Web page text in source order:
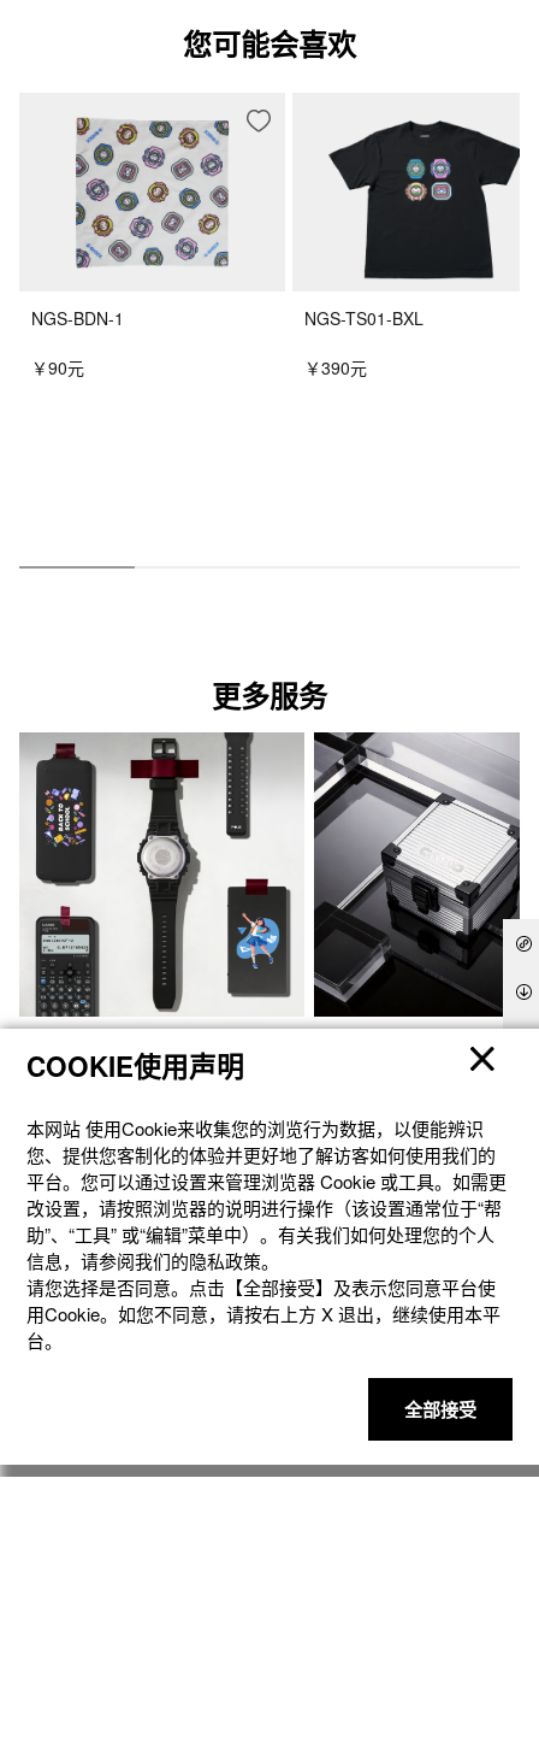
您可能会喜欢
NGS-BDN-1
￥90元
NGS-TS01-BXL
￥390元
更多服务
产品
COOKIE使用声明
本网站 使⽤Cookie来收集您的浏览⾏为数据，以便能辨识
您、提供您客制化的体验并更好地了解访客如何使⽤我们的
平台。您可以通过设置来管理浏览器 Cookie 或⼯具。如需更
改设置，请按照浏览器的说明进⾏操作（该设置通常位于“帮
助”、“⼯具” 或“编辑”菜单中）。有关我们如何处理您的个⼈
信息，请参阅我们的隐私政策。
请您选择是否同意。点击【全部接受】及表示您同意平台使
用Cookie。如您不同意，请按右上⽅ X 退出，继续使⽤本平
台。
全部接受